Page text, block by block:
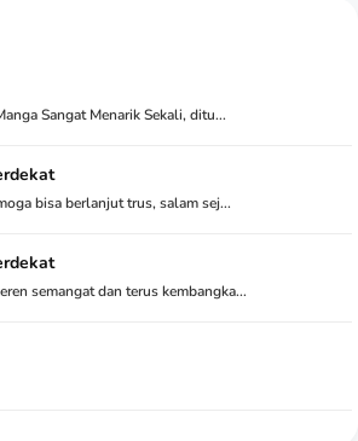
Sangat Menarik Sekali, ditu...
bisa berlanjut trus, salam sej...
semangat dan terus kembangka...